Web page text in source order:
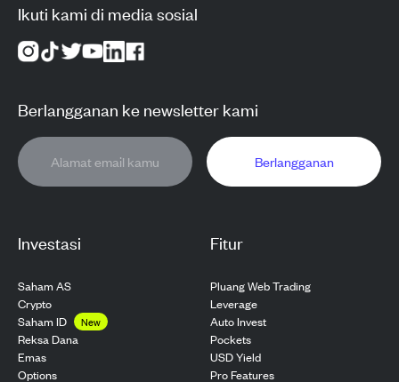
Investasi
Saham AS
Crypto
Saham ID
New
Reksa Dana
Emas
Options
Fitur
Pluang Web Trading
Leverage
Auto Invest
Pockets
USD Yield
Pro Features
Ikuti kami di media sosial
Berlangganan ke newsletter kami
Berlangganan